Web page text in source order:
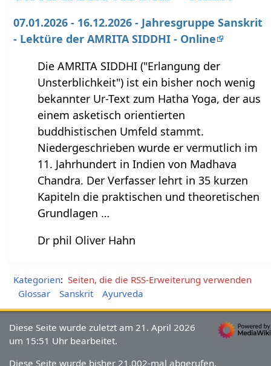
07.01.2026 - 16.12.2026 - Jahresgruppe Sanskrit
- Lektüre der AMRITA SIDDHI - Online
Die AMRITA SIDDHI ("Erlangung der
Unsterblichkeit") ist ein bisher noch wenig
bekannter Ur-Text zum Hatha Yoga, der aus
einem asketisch orientierten
buddhistischen Umfeld stammt.
Niedergeschrieben wurde er vermutlich im
11. Jahrhundert in Indien von Madhava
Chandra. Der Verfasser lehrt in 35 kurzen
Kapiteln die praktischen und theoretischen
Grundlagen …
Dr phil Oliver Hahn
Kategorien: Seiten, die die RSS-Erweiterung verwenden
Glossar
Sanskrit Ayurveda
Diese Seite wurde zuletzt am 21. April 2026
um 15:51 Uhr bearbeitet.
Diese Seite wurde bisher 21.002-mal abgerufen.